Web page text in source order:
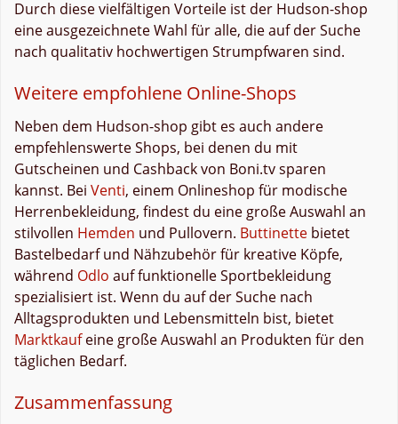
Durch diese vielfältigen Vorteile ist der Hudson-shop
eine ausgezeichnete Wahl für alle, die auf der Suche
nach qualitativ hochwertigen Strumpfwaren sind.
Weitere empfohlene Online-Shops
Neben dem Hudson-shop gibt es auch andere
empfehlenswerte Shops, bei denen du mit
Gutscheinen und Cashback von Boni.tv sparen
kannst. Bei Venti, einem Onlineshop für modische
Herrenbekleidung, findest du eine große Auswahl an
stilvollen Hemden und Pullovern. Buttinette bietet
Bastelbedarf und Nähzubehör für kreative Köpfe,
während Odlo auf funktionelle Sportbekleidung
spezialisiert ist. Wenn du auf der Suche nach
Alltagsprodukten und Lebensmitteln bist, bietet
Marktkaufeine große Auswahl an Produkten für den
täglichen Bedarf.
Zusammenfassung